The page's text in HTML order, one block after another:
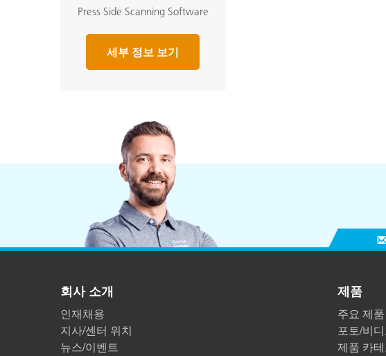
Press Side Scanning Software
세부 정보 보기
회사 소개
인재채용
지사/센터 위치
뉴스/이벤트
제품
주요 제품
포토/비
제품 카